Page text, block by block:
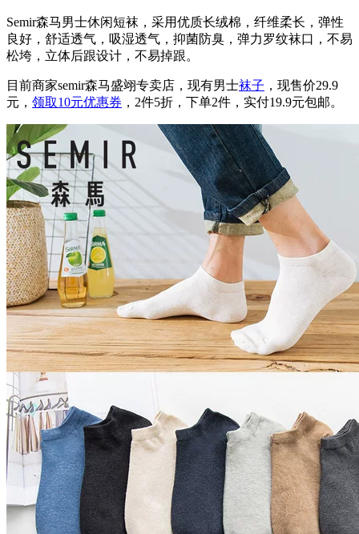
Semir森马男士休闲短袜，采用优质长绒棉，纤维柔长，弹性
良好，舒适透气，吸湿透气，抑菌防臭，弹力罗纹袜口，不易
松垮，立体后跟设计，不易掉跟。
目前商家semir森马盛翊专卖店，现有男士袜子 ，现售价29.9
元， 领取10元优惠券 ，2件5折，下单2件，实付19.9元包邮。